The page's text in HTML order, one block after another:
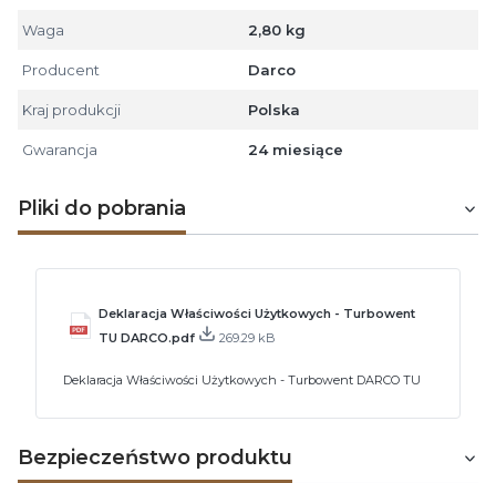
Waga 2,80 kg
Producent Darco
Kraj produkcji Polska
Gwarancja 24 miesiące
Pliki do pobrania
Deklaracja Właściwości Użytkowych - Turbowent
TU DARCO.pdf
269.29 kB
Deklaracja Właściwości Użytkowych - Turbowent DARCO TU
Bezpieczeństwo produktu